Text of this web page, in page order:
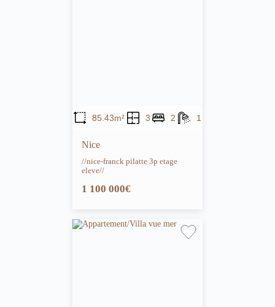
85.43m² 3 2 1
Nice
//nice-franck pilatte 3p etage
eleve//
1 100 000€